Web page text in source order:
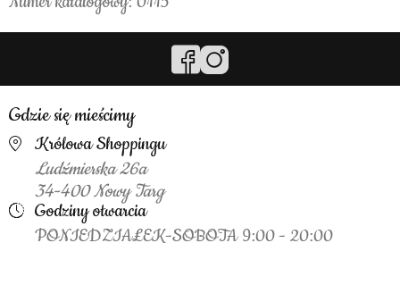
Gdzie się mieścimy
Królowa Shoppingu
Ludźmierska 26a
34-400 Nowy Targ
Godziny otwarcia
PONIEDZIAŁEK-SOBOTA 9:00 - 20:00